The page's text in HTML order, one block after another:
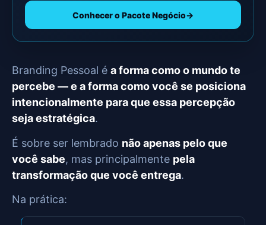
Conhecer o Pacote Negócio→
Branding Pessoal é a forma como o mundo te
percebe — e a forma como você se posiciona
intencionalmente para que essa percepção
seja estratégica.
É sobre ser lembrado não apenas pelo que
você sabe, mas principalmente pela
transformação que você entrega.
Na prática: